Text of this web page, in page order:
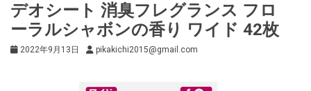
デオシート 消臭フレグランス フロ
ーラルシャボンの香り ワイド 42枚
2022年9月13日 pikakichi2015@gmail.com